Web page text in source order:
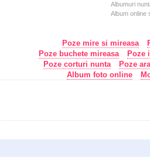
Albumuri
Album online
Poze mire si mireasa
Poze buchete mireasa
Poze
Poze corturi nunta
Poze
Album foto online